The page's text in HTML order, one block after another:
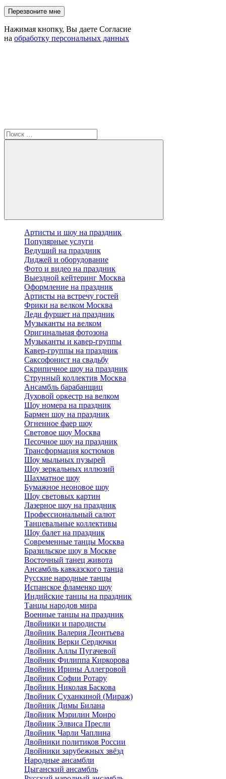
Нажимая кнопку, Вы даете Согласие
на обработку персональных данных
Артисты и шоу на праздник
Популярные услуги
Ведущий на праздник
Диджей и оборудование
Фото и видео на праздник
Выездной кейтеринг Москва
Оформление на праздник
Артисты на встречу гостей
Фрики на велком Москва
Леди фуршет на праздник
Музыканты на велком
Оригинальная фотозона
Музыканты и кавер-группы
Кавер-группы на праздник
Саксофонист на свадьбу
Скрипичное шоу на праздник
Струнный коллектив Москва
Ансамбль барабанщиц
Духовой оркестр на велком
Шоу номера на праздник
Бармен шоу на праздник
Огненное фаер шоу
Световое шоу Москва
Песочное шоу на праздник
Трансформация костюмов
Шоу мыльных пузырей
Шоу зеркальных иллюзий
Шахматное шоу
Бумажное неоновое шоу
Шоу световых картин
Лазерное шоу на праздник
Профессиональный салют
Танцевальные коллективы
Шоу балет на праздник
Современные танцы Москва
Бразильское шоу в Москве
Восточный танец живота
Ансамбль кавказского танца
Русские народные танцы
Испанское фламенко шоу
Индийские танцы на праздник
Танцы народов мира
Военные танцы на праздник
Двойники и пародисты
Двойник Валерия Леонтьева
Двойник Верки Сердючки
Двойник Аллы Пугачевой
Двойник Филиппа Киркорова
Двойник Ирины Аллегровой
Двойник Софии Ротару
Двойник Николая Баскова
Двойник Суханкиной (Мираж)
Двойник Димы Билана
Двойник Мэрилин Монро
Двойник Элвиса Пресли
Двойник Чарли Чаплина
Двойники политиков России
Двойники зарубежных звёзд
Народные ансамбли
Цыганский ансамбль